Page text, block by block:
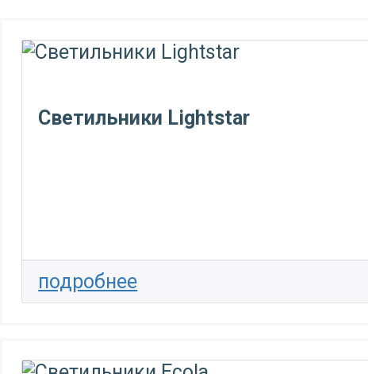
Светильники Lightstar
подробнее